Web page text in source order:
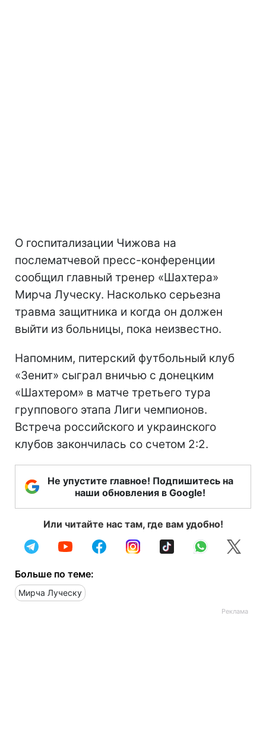
О госпитализации Чижова на
послематчевой пресс-конференции
сообщил главный тренер «Шахтера»
Мирча Луческу. Насколько серьезна
травма защитника и когда он должен
выйти из больницы, пока неизвестно.
Напомним, питерский футбольный клуб
«Зенит» сыграл вничью с донецким
«Шахтером» в матче третьего тура
группового этапа Лиги чемпионов.
Встреча российского и украинского
клубов закончилась со счетом 2:2.
Не упустите главное! Подпишитесь на
наши обновления в Google!
Или читайте нас там, где вам удобно!
Больше по теме:
Мирча Луческу